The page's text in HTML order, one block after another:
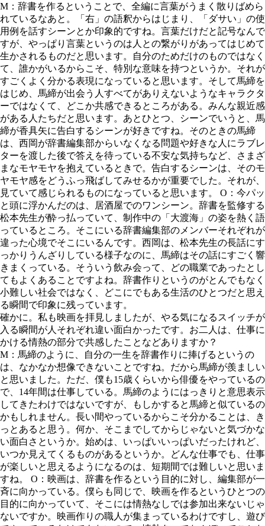
M：辞書を作るということで、全編に言葉がうまく散りばめら
れているなあと。「右」の語釈からはじまり、「ダサい」の使
用例を話すシーンとか印象的ですね。言葉だけだと記号なんで
すが、やっぱり言葉というのは人との繋がりがあってはじめて
生かされるものだと思います。自分のためだけのものではなく
て、誰かがいるからこそ、特別な意味を持つというか。それが
すごくよく分かる表現になっていると思います。そして馬締を
はじめ、馬締が出会う人すべてがありえないようなキャラクタ
ーではなくて、どこか共感できるところがある。みんな親近感
がある人たちだと思います。あとひとつ、シーンでいうと、馬
締が香具矢に告白するシーンが好きですね。そのときの馬締
は、西岡が辞書編集部からいなくなる問題や好きな人にラブレ
ターを渡した後で答えを待っている不安な気持ちなど、さまざ
まなモヤモヤを抱えているときで。告白するシーンは、そのモ
ヤモヤ感をどうふっ飛ばしてみせるかが重要でした。それが、
見ていて感じられるものになっていると思います。 O：今パッ
と頭に浮かんだのは、居酒屋でのワンシーン。辞書を監修する
松本先生が酔っ払っていて、制作中の「大渡海」の姿を熱く語
っているところ。そこにいる辞書編集部のメンバーそれぞれが
違った心境でそこにいるんです。西岡は、松本先生の長話にす
っかりうんざりしている様子なのに、馬締はその話にすごく響
きまくっている。そういう飲み会って、どの職業であったとし
てもよくあることですよね。辞書作りというのがとんでもなく
小難しい社会ではなく、どこにでもある生活のひとつだと思え
る瞬間で印象に残っています。
確かに。私も映画を拝見しましたが、やる気になるスイッチが
入る瞬間が人それぞれ違い面白かったです。お二人は、仕事に
かける情熱の部分で共感したことなどありますか？
M：馬締のように、自分の一生を辞書作りに捧げるというの
は、なかなか想像できないことですね。だから馬締が羨ましい
と思いました。ただ、僕も15歳くらいから俳優をやっているの
で、14年間は仕事している。馬締のようにはっきりと意思表示
してきたわけではないですが、もしかすると馬締と似ているの
かもしれません。長い間やっているからこそ分かることは、き
っとあると思う。何か、そこまでしてからじゃないと気づかな
い面白さというか。始めは、いっぱいいっぱいだったけれど、
いつか見えてくるものがあるというか。どんな仕事でも、仕事
が楽しいと思えるようになるのは、短期間では難しいと思いま
すね。 O：映画は、辞書を作るという目的に対し、編集部が一
斉に向かっている。僕らも同じで、映画を作るというひとつの
目的に向かっていて、そこには情熱なしでは参加出来ないじゃ
ないですか。映画作りの職人が集まっているわけですし、遊び